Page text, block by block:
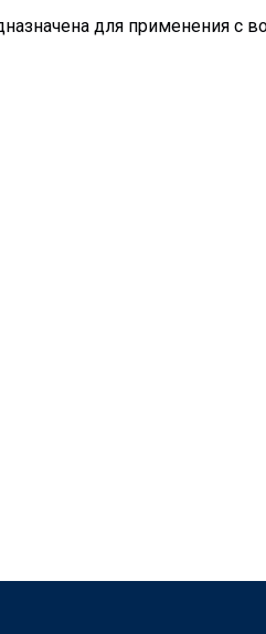
для применения с